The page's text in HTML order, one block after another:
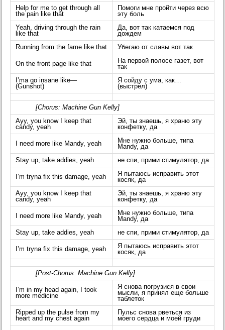
Help for me to get through all
the pain like that
Помоги мне пройти через всю
эту боль
Yeah, driving through the rain
like that
Да, вот так катаемся под
дождем
Running from the fame like that
Убегаю от славы вот так
On the front page like that
На первой полосе газет, вот
так
I’ma go insane like—
(Gunshot)
Я сойду с ума, как…
(выстрел)
[Chorus: Machine Gun Kelly]
Ayy, you know I keep that
candy, yeah
Эй, ты знаешь, я храню эту
конфетку, да
I need more like Mandy, yeah
Мне нужно больше, типа
Mandy, да
Stay up, take addies, yeah
не спи, прими стимулятор, да
I’m tryna fix this damage, yeah
Я пытаюсь исправить этот
косяк, да
Ayy, you know I keep that
candy, yeah
Эй, ты знаешь, я храню эту
конфетку, да
I need more like Mandy, yeah
Мне нужно больше, типа
Mandy, да
Stay up, take addies, yeah
не спи, прими стимулятор, да
I’m tryna fix this damage, yeah
Я пытаюсь исправить этот
косяк, да
[Post-Chorus: Machine Gun Kelly]
I’m in my head again, I took
more medicine
Я снова погрузися в свои
мысли, я принял еще больше
таблеток
Ripped up the pulse from my
heart and my chest again
Пульс снова рветься из
моего сердца и моей груди